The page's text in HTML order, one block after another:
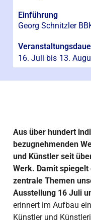
Einführung
Georg Schnitzler
16. Juli bis 13.
Aus über hundert
bezugnehmenden
und Künstler seit
Werk. Damit
zentrale Themen
Ausstellung 16 Juli
erinnert im Aufbau
Künstler und